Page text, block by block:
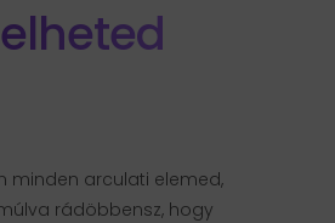
minden arculati elemed,
rádöbbensz, hogy